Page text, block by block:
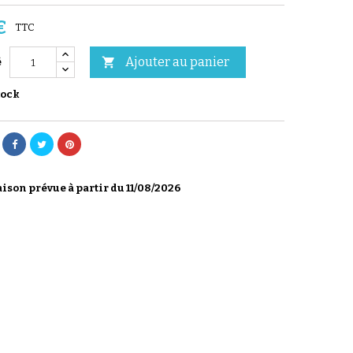
TTC
 Ajouter au panier
prévue à partir du 11/08/2026